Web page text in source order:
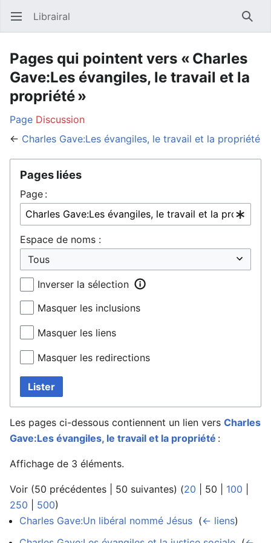
Ouvrir le menu principal Librairal
Pages qui pointent vers « Charles
Gave:Les évangiles, le travail et la
propriété »
Page Discussion
← Charles Gave:Les évangiles, le travail et la propriété
Pages liées
Page :
Espace de noms :
Inverser la sélection
Masquer les inclusions
Masquer les liens
Masquer les redirections
Lister
Les pages ci-dessous contiennent un lien vers Charles
Gave:Les évangiles, le travail et la propriété :
Affichage de 3 éléments.
Voir (50 précédentes 50 suivantes) (20 50 100
250
500)
Charles Gave:Un libéral nommé Jésus (← liens)